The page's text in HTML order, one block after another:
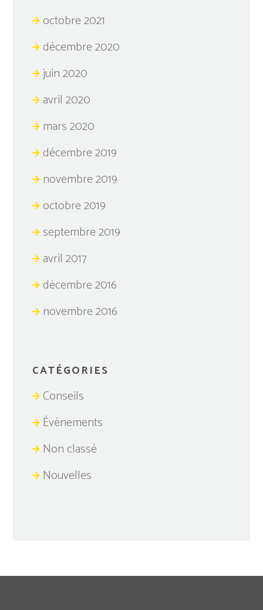
octobre 2021
décembre 2020
juin 2020
avril 2020
mars 2020
décembre 2019
novembre 2019
octobre 2019
septembre 2019
avril 2017
décembre 2016
novembre 2016
CATÉGORIES
Conseils
Évènements
Non classé
Nouvelles